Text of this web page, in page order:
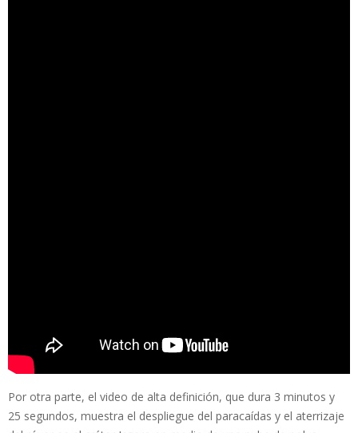
Por otra parte, el video de alta definición, que dura 3 minutos y
25 segundos, muestra el despliegue del paracaídas y el aterrizaje